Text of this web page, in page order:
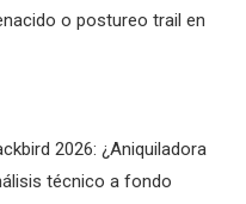
o postureo trail en
2026: ¿Aniquiladora
técnico a fondo